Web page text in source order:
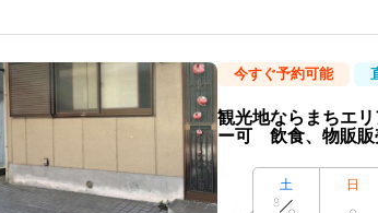
今すぐ予約可能
観光地ならまちエ
ー可 飲食、物販
土
8
日